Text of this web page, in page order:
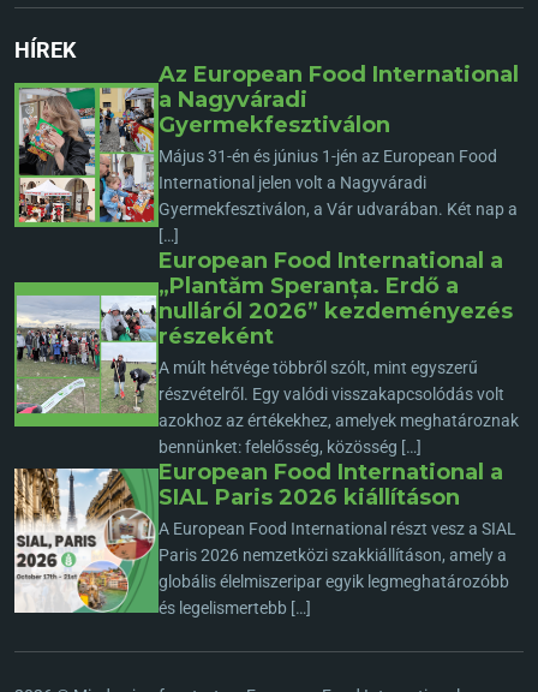
HÍREK
Az European Food International
a Nagyváradi
Gyermekfesztiválon
Május 31-én és június 1-jén az European Food
International jelen volt a Nagyváradi
Gyermekfesztiválon, a Vár udvarában. Két nap a
[…]
European Food International a
„Plantăm Speranța. Erdő a
nulláról 2026” kezdeményezés
részeként
A múlt hétvége többről szólt, mint egyszerű
részvételről. Egy valódi visszakapcsolódás volt
azokhoz az értékekhez, amelyek meghatároznak
bennünket: felelősség, közösség […]
European Food International a
SIAL Paris 2026 kiállításon
A European Food International részt vesz a SIAL
Paris 2026 nemzetközi szakkiállításon, amely a
globális élelmiszeripar egyik legmeghatározóbb
és legelismertebb […]